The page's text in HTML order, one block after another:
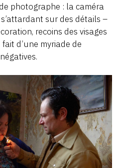
photographe : la caméra
sur des détails –
recoins des visages
d’une myriade de